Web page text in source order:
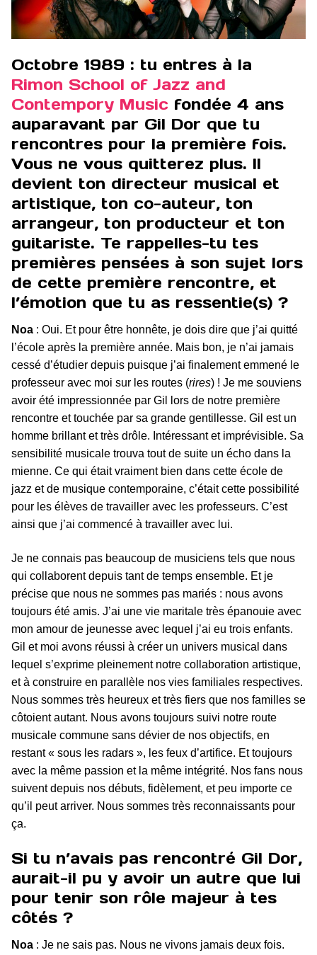
Octobre 1989 : tu entres à la
Rimon School of Jazz and
Contempory Music fondée 4 ans
auparavant par Gil Dor que tu
rencontres pour la première fois.
Vous ne vous quitterez plus. Il
devient ton directeur musical et
artistique, ton co-auteur, ton
arrangeur, ton producteur et ton
guitariste. Te rappelles-tu tes
premières pensées à son sujet lors
de cette première rencontre, et
l’émotion que tu as ressentie(s) ?
Noa : Oui. Et pour être honnête, je dois dire que j’ai quitté
l’école après la première année. Mais bon, je n’ai jamais
cessé d’étudier depuis puisque j’ai finalement emmené le
professeur avec moi sur les routes (rires) ! Je me souviens
avoir été impressionnée par Gil lors de notre première
rencontre et touchée par sa grande gentillesse. Gil est un
homme brillant et très drôle. Intéressant et imprévisible. Sa
sensibilité musicale trouva tout de suite un écho dans la
mienne. Ce qui était vraiment bien dans cette école de
jazz et de musique contemporaine, c’était cette possibilité
pour les élèves de travailler avec les professeurs. C’est
ainsi que j’ai commencé à travailler avec lui.
Je ne connais pas beaucoup de musiciens tels que nous
qui collaborent depuis tant de temps ensemble. Et je
précise que nous ne sommes pas mariés : nous avons
toujours été amis. J’ai une vie maritale très épanouie avec
mon amour de jeunesse avec lequel j’ai eu trois enfants.
Gil et moi avons réussi à créer un univers musical dans
lequel s’exprime pleinement notre collaboration artistique,
et à construire en parallèle nos vies familiales respectives.
Nous sommes très heureux et très fiers que nos familles se
côtoient autant. Nous avons toujours suivi notre route
musicale commune sans dévier de nos objectifs, en
restant « sous les radars », les feux d’artifice. Et toujours
avec la même passion et la même intégrité. Nos fans nous
suivent depuis nos débuts, fidèlement, et peu importe ce
qu’il peut arriver. Nous sommes très reconnaissants pour
ça.
Si tu n’avais pas rencontré Gil Dor,
aurait-il pu y avoir un autre que lui
pour tenir son rôle majeur à tes
côtés ?
Noa : Je ne sais pas. Nous ne vivons jamais deux fois.